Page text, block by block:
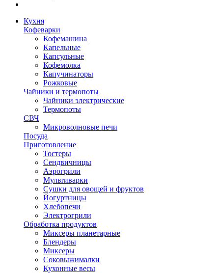
Кухня
Кофеварки
Кофемашина
Капельные
Капсульные
Кофемолка
Капучинаторы
Рожковые
Чайники и термопоты
Чайники электрические
Термопоты
СВЧ
Микроволновые печи
Посуда
Приготовление
Тостеры
Сендвичницы
Аэрогрили
Мультиварки
Сушки для овощей и фруктов
Йогуртницы
Хлебопечи
Электрогрили
Обработка продуктов
Миксеры планетарные
Блендеры
Миксеры
Соковыжималки
Кухонные весы